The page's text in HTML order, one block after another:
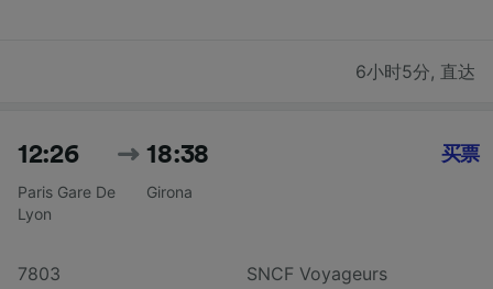
6小时5分, 直达
12:26
Paris Gare De
Lyon
18:38
Girona
7803 SNCF Voyageurs
买票